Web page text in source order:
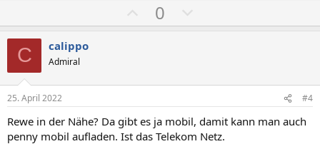
o
t
v
e
0
e
t
v
e
C calippo
Admiral
25. April 2022 #4
Rewe in der Nähe? Da gibt es ja mobil, damit kann man auch
penny mobil aufladen. Ist das Telekom Netz.